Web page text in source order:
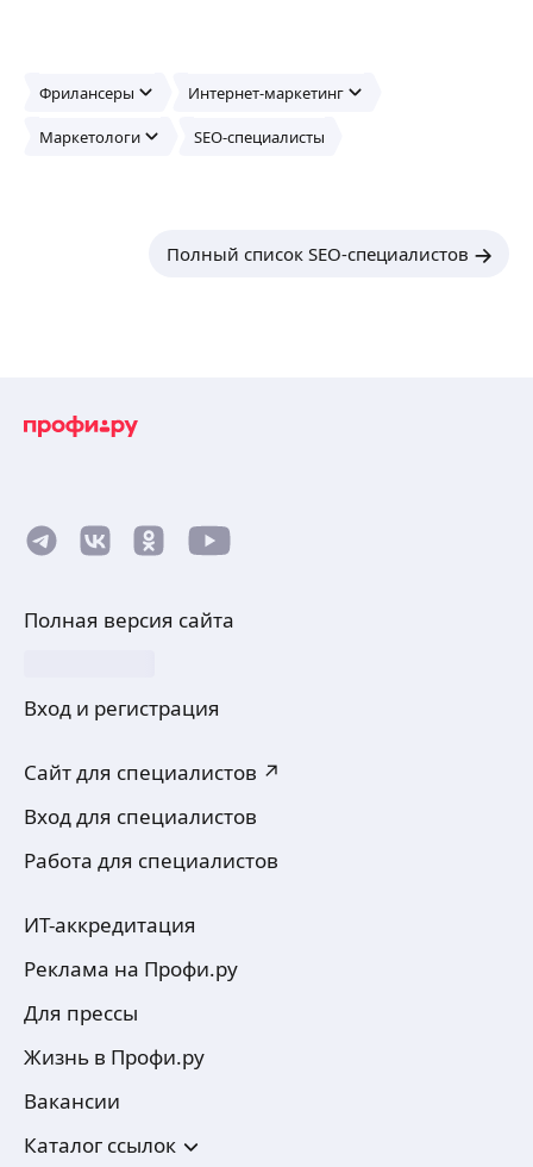
Фрилансеры Интернет-маркетинг
Маркетологи SEO-специалисты
Полный список SEO-специалистов
Полная версия сайта
Вход и регистрация
Сайт для специалистов ↗
Вход для специалистов
Работа для специалистов
ИТ-аккредитация
Реклама на Профи.ру
Для прессы
Жизнь в Профи.ру
Вакансии
Каталог ссылок